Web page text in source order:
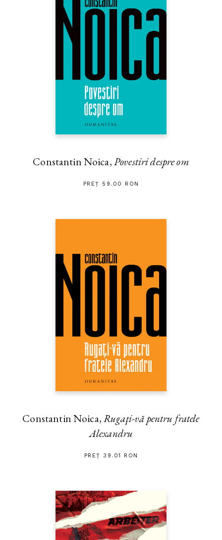
Constantin Noica,Povestiri despre om
PREȚ 59.00 RON
Constantin Noica,Rugaţi-vă pentru fratele
Alexandru
PREȚ 39.01 RON